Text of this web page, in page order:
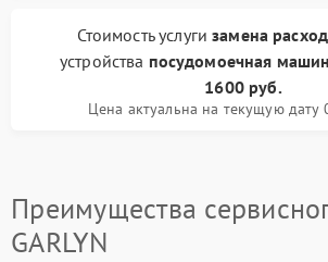
Стоимость услугизамена
устройства посудомоечная
1600 руб.
Цена актуальна на текущую дату
Преимущества
GARLYN